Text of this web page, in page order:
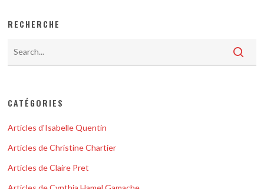
RECHERCHE
CATÉGORIES
Articles d'Isabelle Quentin
Articles de Christine Chartier
Articles de Claire Pret